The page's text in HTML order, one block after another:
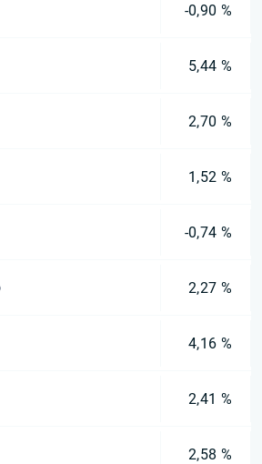
-0,90 %
5,44 %
2,70 %
1,52 %
-0,74 %
2,27 %
4,16 %
2,41 %
2,58 %